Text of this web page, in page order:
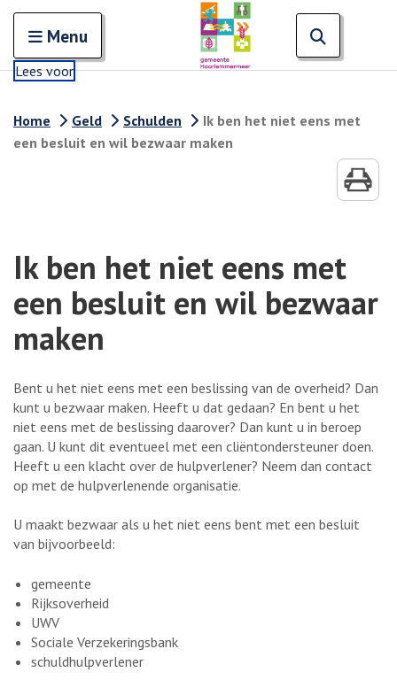
Open en sluit het
Menu
Lees voor
Home Geld Schulden
Ik ben het niet eens met
een besluit en wil bezwaar maken
Ik ben het niet eens met
een besluit en wil bezwaar
maken
Bent u het niet eens met een beslissing van de overheid? Dan
kunt u bezwaar maken. Heeft u dat gedaan? En bent u het
niet eens met de beslissing daarover? Dan kunt u in beroep
gaan. U kunt dit eventueel met een cliëntondersteuner doen.
Heeft u een klacht over de hulpverlener? Neem dan contact
op met de hulpverlenende organisatie.
U maakt bezwaar als u het niet eens bent met een besluit
van bijvoorbeeld:
gemeente
Rijksoverheid
UWV
Sociale Verzekeringsbank
schuldhulpverlener